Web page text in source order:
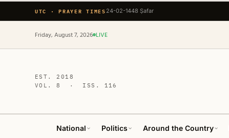
UTC · PRAYER TIMES 24-02-1448 Ṣafar
Friday, August 7, 2026 LIVE
EST.2018
VOL.8 · ISS. 116
National Politics Around the Country